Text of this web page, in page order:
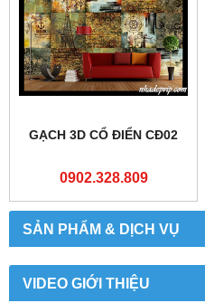
SẢN PHẨM & DỊCH VỤ
VIDEO GIỚI THIỆU
GẠCH 3D CỔ ĐIỂN CĐ02
0902.328.809